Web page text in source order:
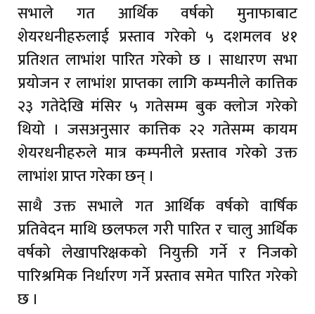
सभाले गत आर्थिक वर्षको मुनाफाबाट
शेयरधनीहरुलाई प्रस्ताव गरेको ५ दशमलव ४१
प्रतिशत लाभांश पारित गरेको छ । साधारण सभा
प्रयोजन र लाभांश प्राप्तका लागि कम्पनीले कात्तिक
२३ गतेदेखि मंसिर ५ गतेसम्म बुक क्लोज गरेको
थियो । जसअनुसार कात्तिक २२ गतेसम्म कायम
शेयरधनीहरुले मात्र कम्पनीले प्रस्ताव गरेको उक्त
लाभांश प्राप्त गरेका छन् ।
साथै उक्त सभाले गत आर्थिक वर्षको वार्षिक
प्रतिवेदन माथि छलफल गरी पारित र चालु आर्थिक
वर्षको लेखापरिक्षकको नियुक्ती गर्ने र निजको
पारिश्रमिक निर्धारण गर्ने प्रस्ताव समेत पारित गरेको
छ ।